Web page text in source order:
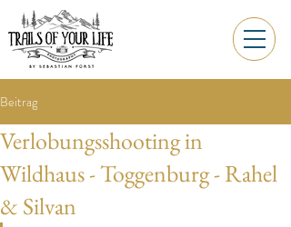
Beitrag
Verlobungsshooting in
Wildhaus - Toggenburg - Rahel
& Silvan